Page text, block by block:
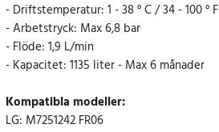
- Driftstemperatur: 1 - 38 ° C / 34 - 100 ° F
- Arbetstryck: Max 6,8 bar
- Flöde: 1,9 L/min
- Kapacitet: 1135 liter - Max 6 månader
Kompatibla modeller:
LG: M7251242 FR06